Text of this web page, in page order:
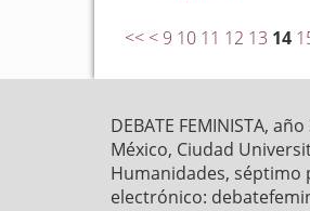
<< < 9 10 11 12 13 14
DEBATE FEMINISTA,
México, Ciudad
Humanidades, séptimo
electrónico: